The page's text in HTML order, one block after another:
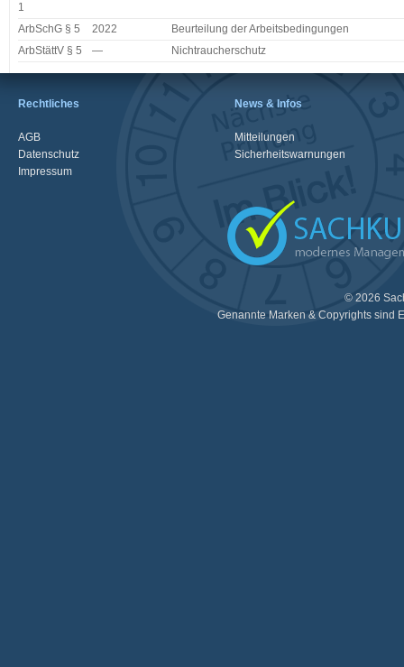
1
ArbSchG § 5 2022
Beurteilung der Arbeitsbedingungen
ArbStättV § 5
— Nichtraucherschutz
Rechtliches
AGB
Datenschutz
Impressum
News & Infos
Mitteilungen
Sicherheitswarnungen
© 2026
Genannte Marken & Copyrights sind